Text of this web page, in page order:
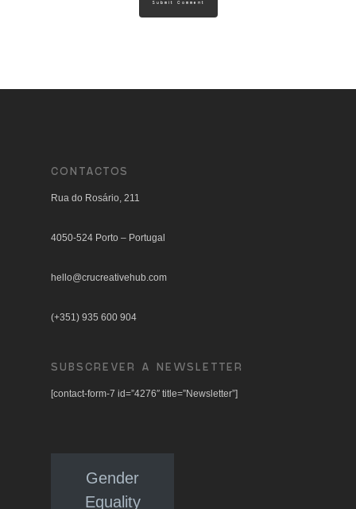
CONTACTOS
Rua do Rosário, 211
4050-524 Porto – Portugal
hello@crucreativehub.com
(+351) 935 600 904
SUBSCREVER A NEWSLETTER
[contact-form-7 id=”4276″ title=”Newsletter”]
Gender
Equality